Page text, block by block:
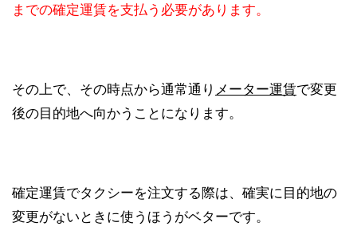
までの確定運賃を支払う必要があります。
その上で、その時点から通常通り メーター運賃で変更
後の目的地へ向かうことになります。
確定運賃でタクシーを注文する際は、確実に目的地の
変更がないときに使うほうがベターです。